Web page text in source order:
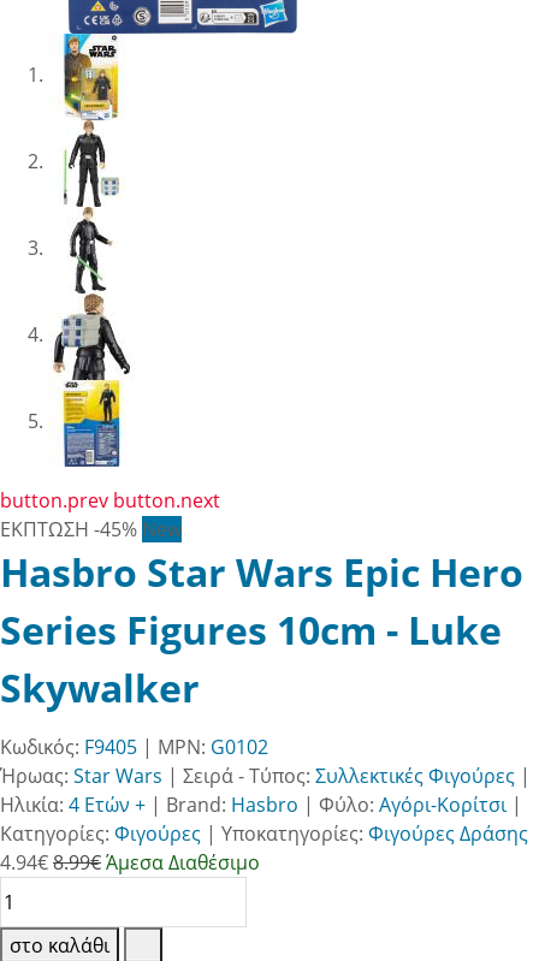
button.prev button.next
ΕΚΠΤΩΣΗ -45% New
Hasbro Star Wars Epic Hero
Series Figures 10cm - Luke
Skywalker
Κωδικός: F9405 | MPN: G0102
Ήρωας: Star Wars | Σειρά - Τύπος: Συλλεκτικές Φιγούρες |
Ηλικία: 4 Ετών + | Brand: Hasbro | Φύλο: Αγόρι-Κορίτσι|
Κατηγορίες: Φιγούρες | Υποκατηγορίες: Φιγούρες Δράσης
4.94€8.99€Άμεσα Διαθέσιμο
στο καλάθι